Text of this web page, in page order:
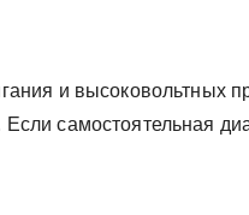
и высоковольтных
самостоятельная